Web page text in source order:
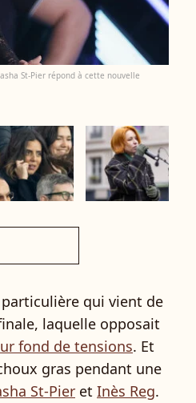
St-Pier répond à cette nouvelle
qui vient de
laquelle opposait
fond de tensions. Et
gras pendant une
St-Pier et Inès Reg.